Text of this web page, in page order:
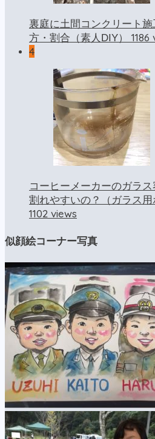
裏庭に土間コンクリート
方・割合（素人DIY） 1186
4
コーヒーメーカーのガラ
割れやすいの？（ガラス用
1102 views
似顔絵コーナー写真